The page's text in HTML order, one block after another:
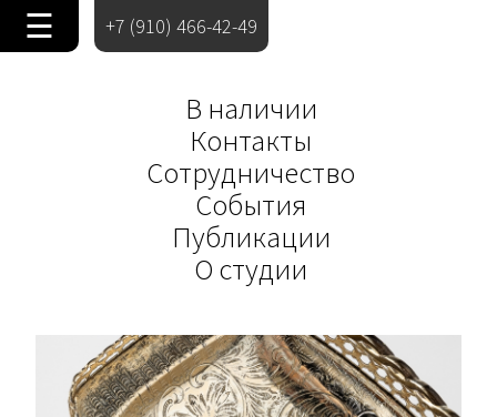
☰ +7 (910) 466-42-49
В наличии
Контакты
Сотрудничество
События
Публикации
О студии